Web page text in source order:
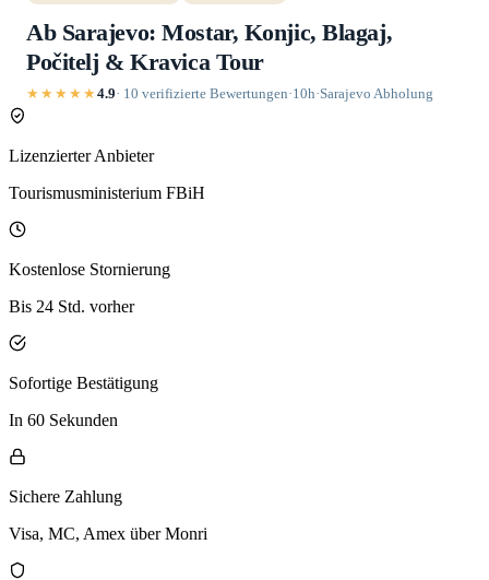
Ab Sarajevo: Mostar, Konjic, Blagaj,
Počitelj & Kravica Tour
★★★★★4.9· 10 verifizierte Bewertungen·10h·Sarajevo Abholung
Lizenzierter Anbieter
Tourismusministerium FBiH
Kostenlose Stornierung
Bis 24 Std. vorher
Sofortige Bestätigung
In 60 Sekunden
Sichere Zahlung
Visa, MC, Amex über Monri